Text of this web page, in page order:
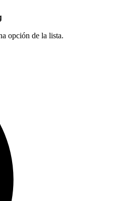
opción de la lista.